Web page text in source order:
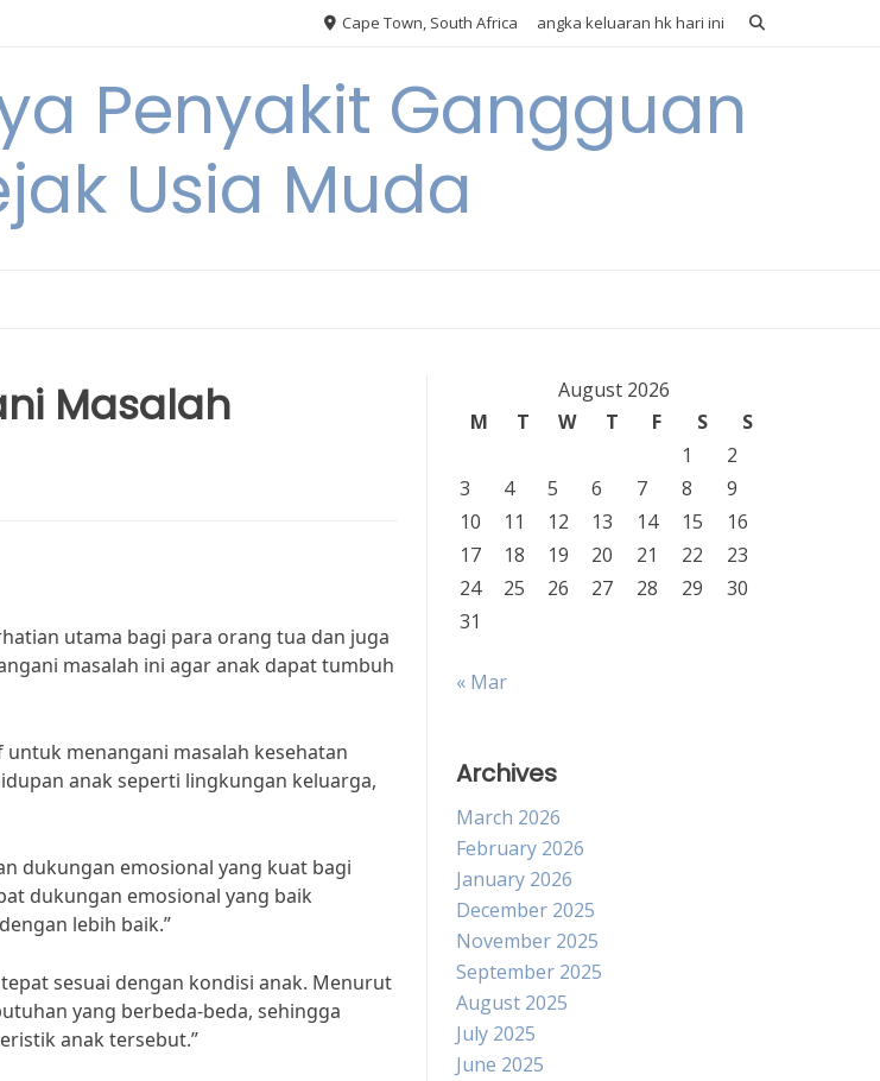
Cape Town, South Africa angka keluaran hk hari ini
Penyakit Gangguan
Usia Muda
Masalah
utama bagi para orang tua dan juga
masalah ini agar anak dapat tumbuh
menangani masalah kesehatan
anak seperti lingkungan keluarga,
dukungan emosional yang kuat bagi
dukungan emosional yang baik
lebih baik.”
sesuai dengan kondisi anak. Menurut
yang berbeda-beda, sehingga
anak tersebut.”
August 2026
M
T W T F S
S
1
2
3
4 5 6 7 8
9
10
11 12 13 14 15
16
17
18 19 20 21 22
23
24
25 26 27 28 29
30
31
« Mar
Archives
March 2026
February 2026
January 2026
December 2025
November 2025
September 2025
August 2025
July 2025
June 2025